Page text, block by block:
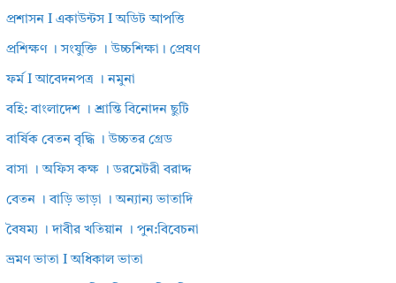
প্রশাসন I একাউন্টস I অডিট আপত্তি
প্রশিক্ষণ । সংযুক্তি । উচ্চশিক্ষা। প্রেষণ
ফর্ম I আবেদনপত্র । নমুনা
বহি: বাংলাদেশ । শ্রান্তি বিনোদন ছুটি
বার্ষিক বেতন বৃদ্ধি । উচ্চতর গ্রেড
বাসা । অফিস কক্ষ । ডরমেটরী বরাদ্দ
বেতন । বাড়ি ভাড়া । অন্যান্য ভাতাদি
বৈষম্য । দাবীর খতিয়ান । পুন:বিবেচনা
ভ্রমণ ভাতা I অধিকাল ভাতা